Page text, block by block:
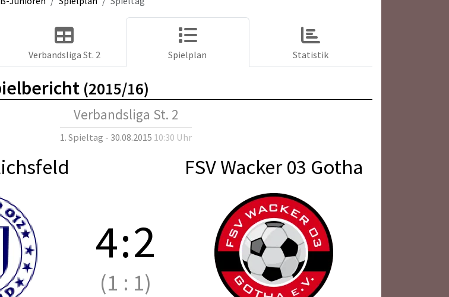
Verbandsliga St. 2 Spielplan Statistik
(2015/16)
Verbandsliga St. 2
1. Spieltag - 30.08.2015 10:30 Uhr
FSV Wacker 03 Gotha
4:2
(1 : 1)